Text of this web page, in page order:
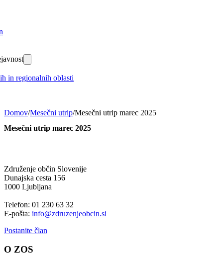
in regionalnih oblasti
Domov/Mesečni utrip/Mesečni utrip marec 2025
Mesečni utrip marec 2025
Združenje občin Slovenije
Dunajska cesta 156
1000 Ljubljana
Telefon: 01 230 63 32
E-pošta: info@zdruzenjeobcin.si
Postanite član
O ZOS